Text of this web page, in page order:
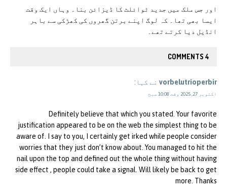
اور جس ملک میں جدید ٹوائلٹ کا ڈیزائن بنا۔ وہاں ایک وقت
ایسا بھی تھا۔ کہ لوگ اپنے برتن گھروں کی کھڑکی سے باہر
انڈیل دیا کرتے تھے۔
4 COMMENTS
vorbelutrioperbir نے کہا:
اکتوبر 27, 2025 وقت 10:08 صبح
Definitely believe that which you stated. Your favorite
justification appeared to be on the web the simplest thing to be
aware of. I say to you, I certainly get irked while people consider
worries that they just don’t know about. You managed to hit the
nail upon the top and defined out the whole thing without having
side effect , people could take a signal. Will likely be back to get
more. Thanks